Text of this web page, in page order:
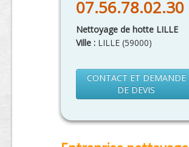
07.56.78.02.30
Nettoyage de hotte LILLE
Ville : LILLE (59000)
CONTACT ET DEMANDE
DE DEVIS